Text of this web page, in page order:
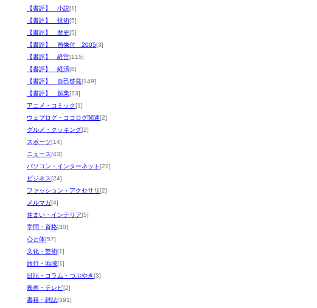
【書評】 小説[1]
【書評】 技術[5]
【書評】 歴史[5]
【書評】 画像付 2005[3]
【書評】 経営[115]
【書評】 経済[8]
【書評】 自己啓発[149]
【書評】 起業[23]
アニメ・コミック[1]
ウェブログ・ココログ関連[2]
グルメ・クッキング[2]
スポーツ[14]
ニュース[43]
パソコン・インターネット[22]
ビジネス[24]
ファッション・アクセサリ[2]
メルマガ[4]
住まい・インテリア[5]
学問・資格[30]
心と体[57]
文化・芸術[1]
旅行・地域[1]
日記・コラム・つぶやき[3]
映画・テレビ[2]
書籍・雑誌[391]